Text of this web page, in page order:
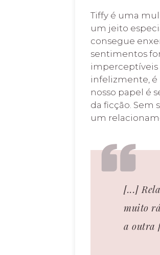
Tiffy é uma
um jeito
consegue
sentimentos
imperceptíveis
infelizmente, é
nosso papel é
da ficção. Sem
um
[...]
muito
a outra